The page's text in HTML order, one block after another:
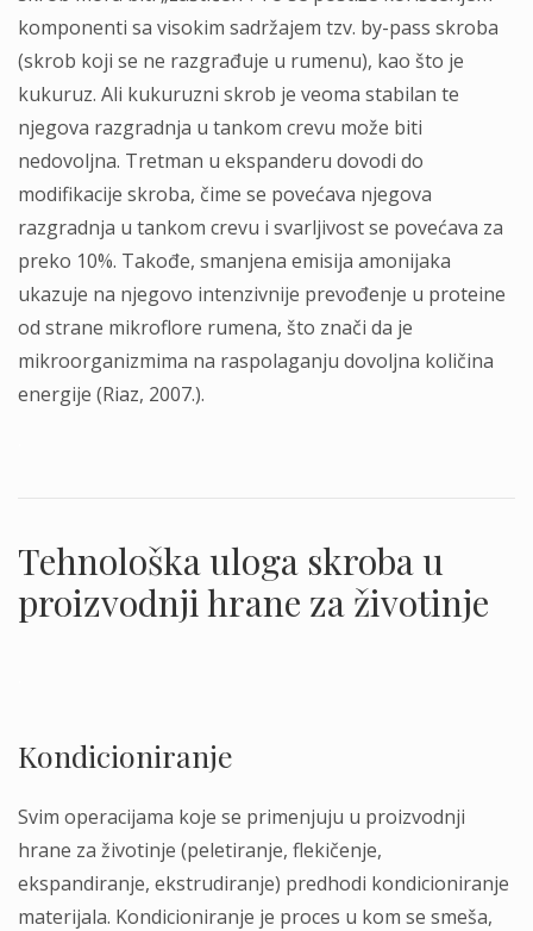
komponenti sa visokim sadržajem tzv. by-pass skroba
(skrob koji se ne razgrađuje u rumenu), kao što je
kukuruz. Ali kukuruzni skrob je veoma stabilan te
njegova razgradnja u tankom crevu može biti
nedovoljna. Tretman u ekspanderu dovodi do
modifikacije skroba, čime se povećava njegova
razgradnja u tankom crevu i svarljivost se povećava za
preko 10%. Takođe, smanjena emisija amonijaka
ukazuje na njegovo intenzivnije prevođenje u proteine
od strane mikroflore rumena, što znači da je
mikroorganizmima na raspolaganju dovoljna količina
energije (Riaz, 2007.).
Tehnološka uloga skroba u
proizvodnji hrane za životinje
Kondicioniranje
Svim operacijama koje se primenjuju u proizvodnji
hrane za životinje (peletiranje, flekičenje,
ekspandiranje, ekstrudiranje) predhodi kondicioniranje
materijala. Kondicioniranje je proces u kom se smeša,